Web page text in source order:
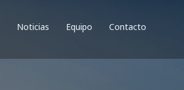
Noticias Equipo Contacto